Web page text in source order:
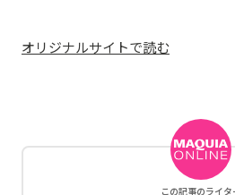
オリジナルサイトで読む
この記事のライタ